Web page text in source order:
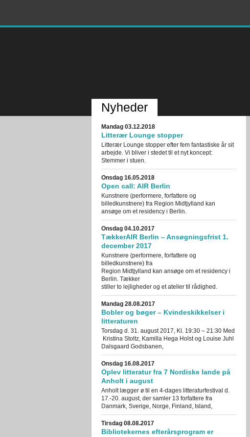
Nyheder
Mandag 03.12.2018
Litterær Lounge stopper
Litterær Lounge stopper efter fem fantastiske år sit
arbejde. Vi bliver i stedet til et nyt koncept:
Stemmer i stuen.
Onsdag 16.05.2018
Open call: AIR Berlin
Kunstnere (performere, forfattere og
billedkunstnere) fra Region Midtjylland kan
ansøge om et residency i Berlin.
Onsdag 04.10.2017
TækkerAIR Berlin – Ansøgningsfrist 1.
december 2017
Kunstnere (performere, forfattere og
billedkunstnere) fra
Region Midtjylland kan ansøge om et residency i
Berlin. Tækker
stiller to lejligheder og et atelier til rådighed.
Mandag 28.08.2017
Bobler og bøger – Kvindeskikkelser i
litteraturen
Torsdag d. 31. august 2017, Kl. 19:30 – 21:30 Med
Kristina Stoltz, Kamilla Hega Holst og Louise Juhl
Dalsgaard Godsbanen,
Onsdag 16.08.2017
Oplev litteratur fra 7 Nordiske lande på
Anholt i august
Anholt lægger ø til en 4-dages litteraturfestival d.
17.-20. august, der samler 13 forfattere fra
Danmark, Sverige, Norge, Finland, Island,
Tirsdag 08.08.2017
Bibliotekernes efterårsprogram er